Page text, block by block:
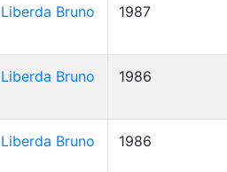
Liberda Bruno 1987
Liberda Bruno 1986
Liberda Bruno 1986